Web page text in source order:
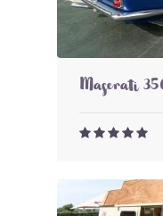
Maserati